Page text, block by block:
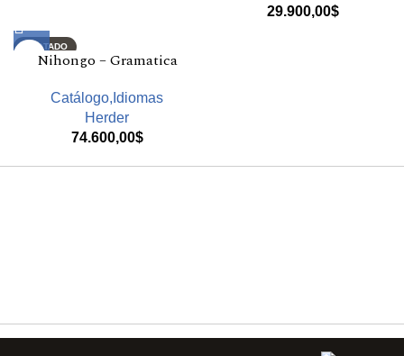
29.900,00$
AGOTADO
Nihongo – Gramatica
Catálogo,Idiomas
Herder
74.600,00$